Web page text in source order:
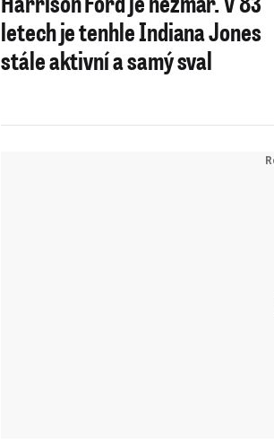
letech je tenhle Indiana Jones
stále aktivní a samý sval